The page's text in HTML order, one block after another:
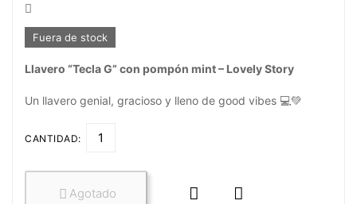

Fuera de stock
Llavero “Tecla G” con pompón mint – Lovely Story
Un llavero genial, gracioso y lleno de good vibes 💻💚
CANTIDAD:
 Agotado  